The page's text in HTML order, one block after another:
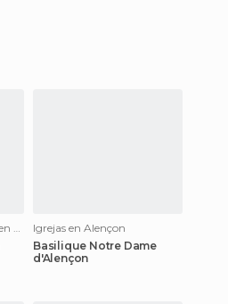
Monumentos Históricos en Alençon
Igrejas en Alençon
Basilique Notre Dame
d'Alençon